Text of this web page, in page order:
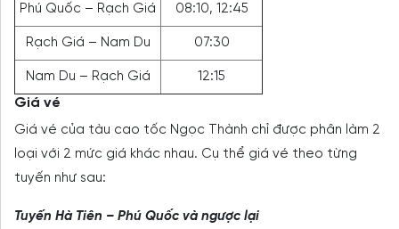
Phú Quốc – Rạch Giá 08:10, 12:45
Rạch Giá – Nam Du 07:30
Nam Du – Rạch Giá 12:15
Giá vé
Giá vé của tàu cao tốc Ngọc Thành chỉ được phân làm 2
loại với 2 mức giá khác nhau. Cụ thể giá vé theo từng
tuyến như sau:
Tuyến Hà Tiên – Phú Quốc và ngược lại